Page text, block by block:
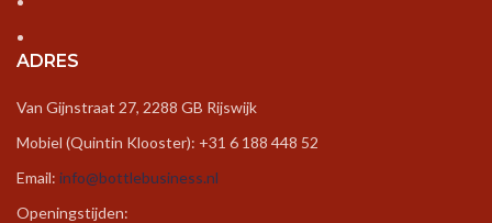
ADRES
Van Gijnstraat 27, 2288 GB Rijswijk
Mobiel (Quintin Klooster): +31 6 188 448 52
Email: info@bottlebusiness.nl
Openingstijden: